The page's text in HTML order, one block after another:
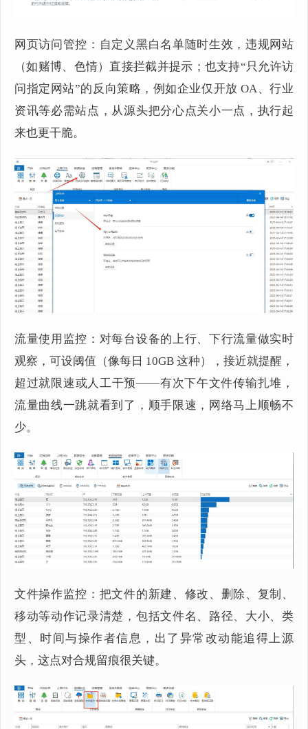
网页访问管控：自定义黑白名单随时生效，违规网站
（如赌博、色情）直接拦截并提示；也支持“只允许访
问指定网站”的反向策略，例如企业仅开放 OA、行业
资讯等必需站点，从源头把分心点关小一点，执行起
来也更干脆。
流量使用监控：对每台设备的上行、下行流量做实时
观察，可设阈值（像每日 10GB 这种），接近就提醒，
超过就限速或人工干预——有次下午文件传输扎堆，
流量曲线一跳就看到了，顺手限速，网络马上顺畅不
少。
文件操作监控：把文件的新建、修改、删除、复制、
移动等动作记录清楚，包括文件名、路径、大小、类
型、时间与操作者信息，出了异常改动能追得上源
头，这点对合规留痕很关键。